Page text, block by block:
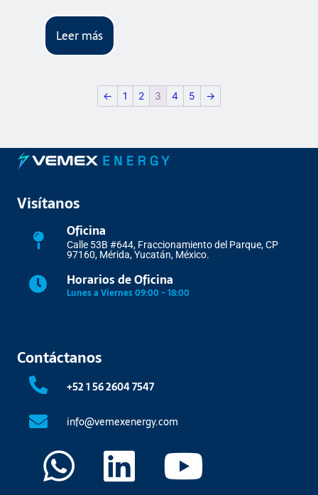
Leer más
← 1 2 3 4 5 →
Visítanos
Oficina
Calle 53B #644, Fraccionamiento del Parque, CP
97160, Mérida, Yucatán, México.
Horarios de Oficina
Lunes a Viernes 09:00 - 18:00
Contáctanos
+52 1 56 2604 7547
info@vemexenergy.com